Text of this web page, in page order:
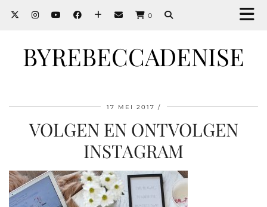
0
BYREBECCADENISE
17 MEI 2017
VOLGEN EN ONTVOLGEN
INSTAGRAM